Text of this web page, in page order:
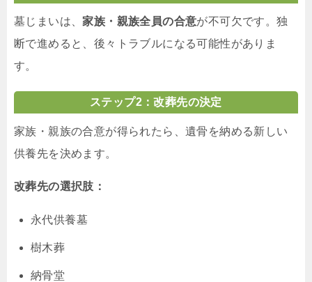
墓じまいは、 家族・親族全員の合意が不可欠です。独
断で進めると、後々トラブルになる可能性がありま
す。
ステップ2：改葬先の決定
家族・親族の合意が得られたら、遺骨を納める新しい
供養先を決めます。
改葬先の選択肢：
永代供養墓
樹木葬
納骨堂